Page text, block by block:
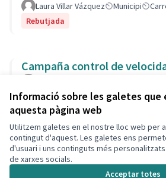
Informació sobre les galetes que
aquesta pàgina web
Utilitzem galetes en el nostre lloc web per
contingut d'aquest. Les galetes ens
d'usuari i uns continguts més
de xarxes socials.
Acceptar totes
Laura Villar Vázquez Municipi
Rebutjada
Campaña control de
Termes i condicions d'ús
Configuració de les galetes
Decidim Calafell a X
(Enllaç extern)
Decidim Calafell a Facebook
Decidim Calafell a YouTube
Decidim Calafell a GitHub
(Enllaç extern)